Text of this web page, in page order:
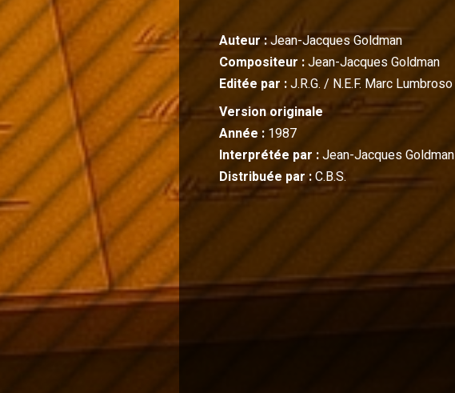
Auteur :Jean-Jacques Goldman
Compositeur :Jean-Jacques Goldman
Editée par :J.R.G. / N.E.F. Marc Lumbroso
Version originale
Année : 1987
Interprétée par :Jean-Jacques Goldman
Distribuée par :C.B.S.